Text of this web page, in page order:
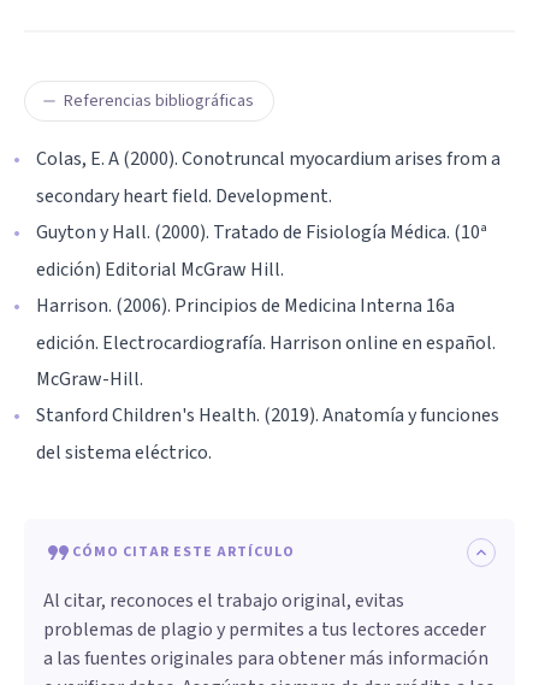
Referencias bibliográficas
Colas, E. A (2000). Conotruncal myocardium arises from a
secondary heart field. Development.
Guyton y Hall. (2000). Tratado de Fisiología Médica. (10ª
edición) Editorial McGraw Hill.
Harrison. (2006). Principios de Medicina Interna 16a
edición. Electrocardiografía. Harrison online en español.
McGraw-Hill.
Stanford Children's Health. (2019). Anatomía y funciones
del sistema eléctrico.
CÓMO CITAR ESTE ARTÍCULO
Al citar, reconoces el trabajo original, evitas
problemas de plagio y permites a tus lectores acceder
a las fuentes originales para obtener más información